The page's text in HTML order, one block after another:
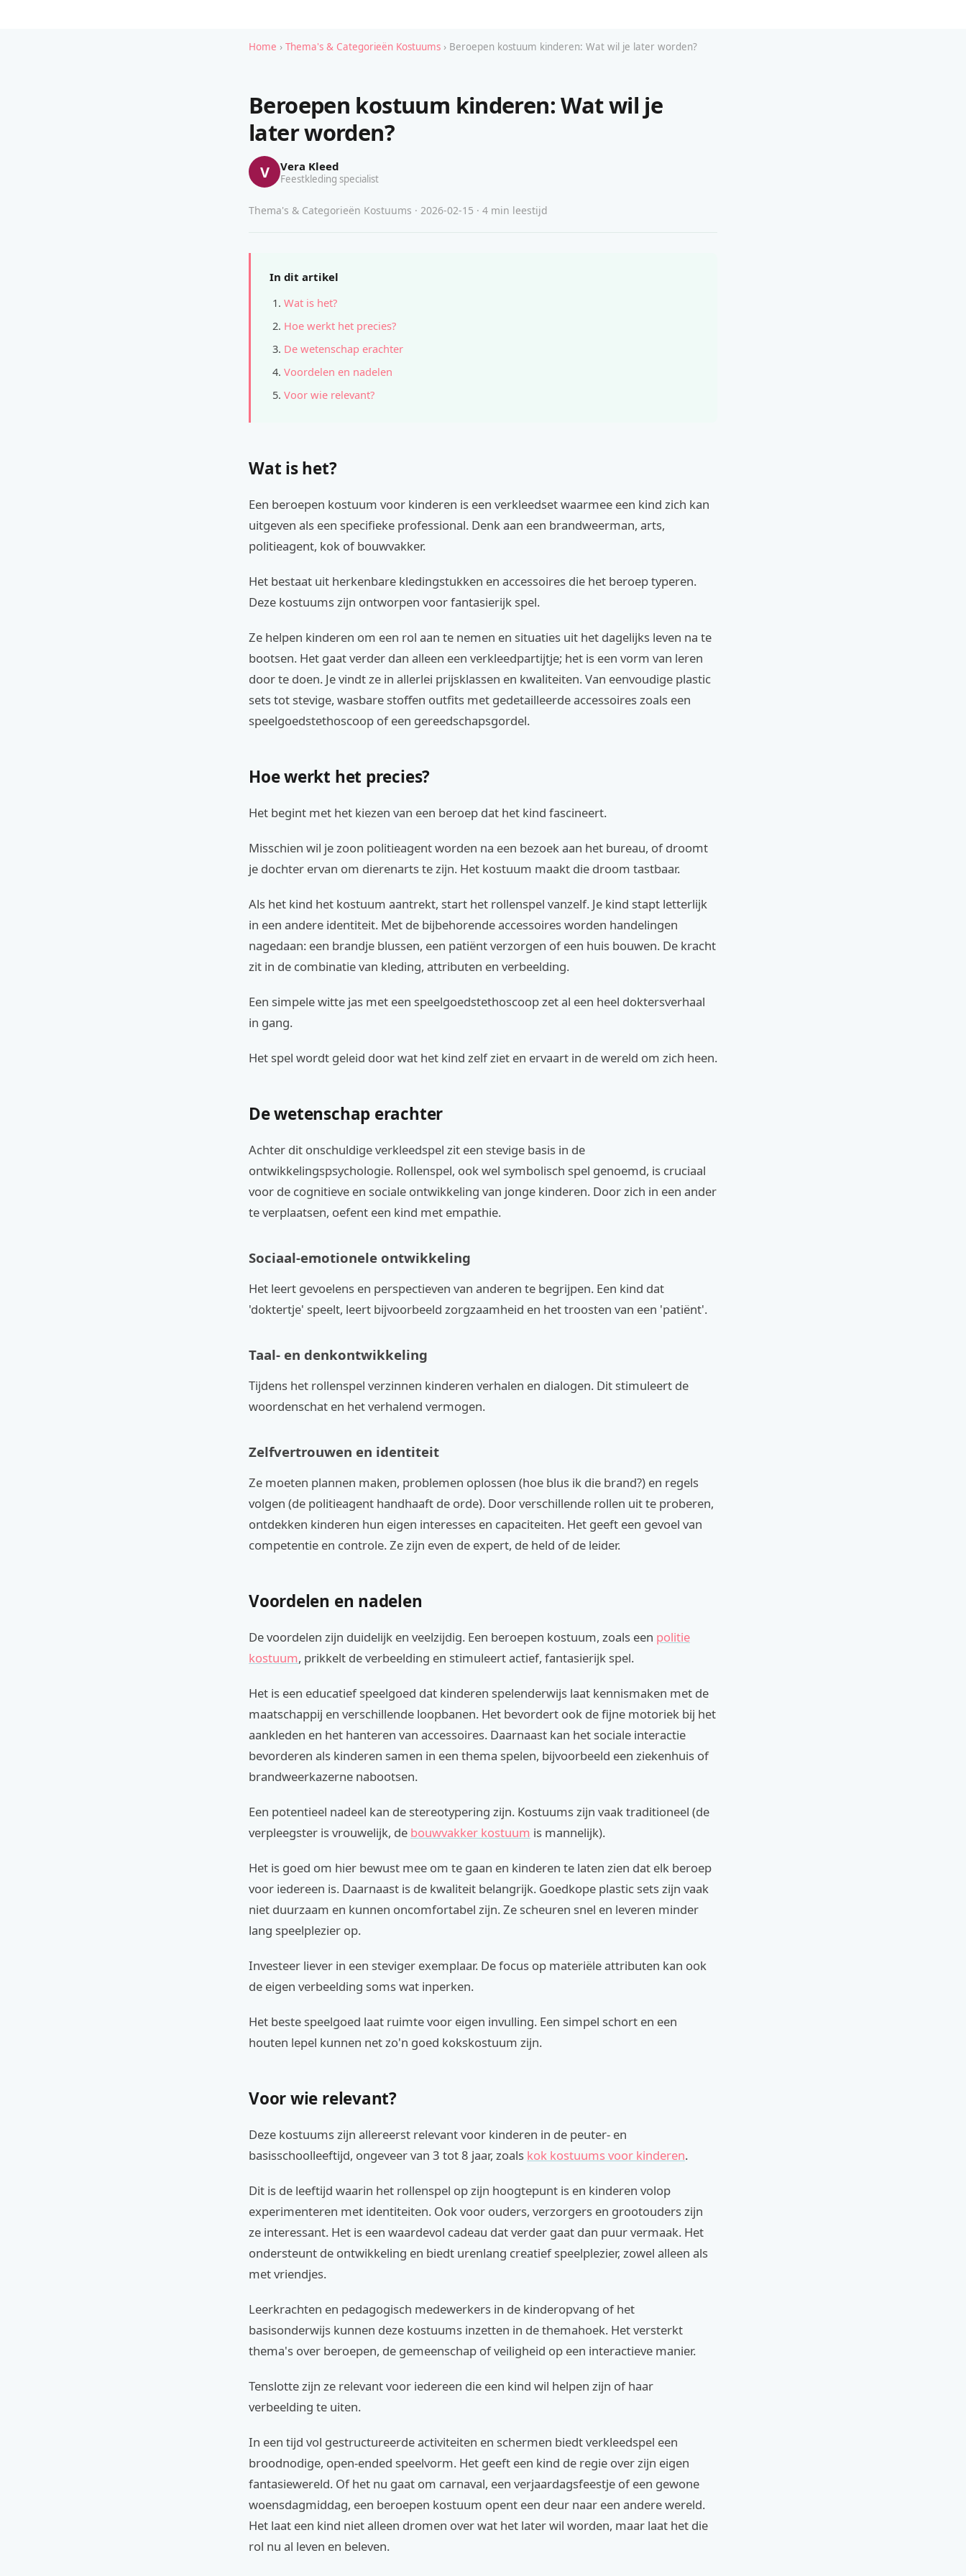
Home › Thema's & Categorieën Kostuums › Beroepen kostuum kinderen: Wat wil je later worden?
Beroepen kostuum kinderen: Wat wil je
later worden?
V Vera Kleed
Feestkleding specialist
Thema's & Categorieën Kostuums · 2026-02-15 · 4 min leestijd
In dit artikel
Wat is het?
Hoe werkt het precies?
De wetenschap erachter
Voordelen en nadelen
Voor wie relevant?
Wat is het?
Een beroepen kostuum voor kinderen is een verkleedset waarmee een kind zich kan
uitgeven als een specifieke professional. Denk aan een brandweerman, arts,
politieagent, kok of bouwvakker.
Het bestaat uit herkenbare kledingstukken en accessoires die het beroep typeren.
Deze kostuums zijn ontworpen voor fantasierijk spel.
Ze helpen kinderen om een rol aan te nemen en situaties uit het dagelijks leven na te
bootsen. Het gaat verder dan alleen een verkleedpartijtje; het is een vorm van leren
door te doen. Je vindt ze in allerlei prijsklassen en kwaliteiten. Van eenvoudige plastic
sets tot stevige, wasbare stoffen outfits met gedetailleerde accessoires zoals een
speelgoedstethoscoop of een gereedschapsgordel.
Hoe werkt het precies?
Het begint met het kiezen van een beroep dat het kind fascineert.
Misschien wil je zoon politieagent worden na een bezoek aan het bureau, of droomt
je dochter ervan om dierenarts te zijn. Het kostuum maakt die droom tastbaar.
Als het kind het kostuum aantrekt, start het rollenspel vanzelf. Je kind stapt letterlijk
in een andere identiteit. Met de bijbehorende accessoires worden handelingen
nagedaan: een brandje blussen, een patiënt verzorgen of een huis bouwen. De kracht
zit in de combinatie van kleding, attributen en verbeelding.
Een simpele witte jas met een speelgoedstethoscoop zet al een heel doktersverhaal
in gang.
Het spel wordt geleid door wat het kind zelf ziet en ervaart in de wereld om zich heen.
De wetenschap erachter
Achter dit onschuldige verkleedspel zit een stevige basis in de
ontwikkelingspsychologie. Rollenspel, ook wel symbolisch spel genoemd, is cruciaal
voor de cognitieve en sociale ontwikkeling van jonge kinderen. Door zich in een ander
te verplaatsen, oefent een kind met empathie.
Sociaal-emotionele ontwikkeling
Het leert gevoelens en perspectieven van anderen te begrijpen. Een kind dat
'doktertje' speelt, leert bijvoorbeeld zorgzaamheid en het troosten van een 'patiënt'.
Taal- en denkontwikkeling
Tijdens het rollenspel verzinnen kinderen verhalen en dialogen. Dit stimuleert de
woordenschat en het verhalend vermogen.
Zelfvertrouwen en identiteit
Ze moeten plannen maken, problemen oplossen (hoe blus ik die brand?) en regels
volgen (de politieagent handhaaft de orde). Door verschillende rollen uit te proberen,
ontdekken kinderen hun eigen interesses en capaciteiten. Het geeft een gevoel van
competentie en controle. Ze zijn even de expert, de held of de leider.
Voordelen en nadelen
De voordelen zijn duidelijk en veelzijdig. Een beroepen kostuum, zoals een politie
kostuum, prikkelt de verbeelding en stimuleert actief, fantasierijk spel.
Het is een educatief speelgoed dat kinderen spelenderwijs laat kennismaken met de
maatschappij en verschillende loopbanen. Het bevordert ook de fijne motoriek bij het
aankleden en het hanteren van accessoires. Daarnaast kan het sociale interactie
bevorderen als kinderen samen in een thema spelen, bijvoorbeeld een ziekenhuis of
brandweerkazerne nabootsen.
Een potentieel nadeel kan de stereotypering zijn. Kostuums zijn vaak traditioneel (de
verpleegster is vrouwelijk, de bouwvakker kostuum is mannelijk).
Het is goed om hier bewust mee om te gaan en kinderen te laten zien dat elk beroep
voor iedereen is. Daarnaast is de kwaliteit belangrijk. Goedkope plastic sets zijn vaak
niet duurzaam en kunnen oncomfortabel zijn. Ze scheuren snel en leveren minder
lang speelplezier op.
Investeer liever in een steviger exemplaar. De focus op materiële attributen kan ook
de eigen verbeelding soms wat inperken.
Het beste speelgoed laat ruimte voor eigen invulling. Een simpel schort en een
houten lepel kunnen net zo'n goed kokskostuum zijn.
Voor wie relevant?
Deze kostuums zijn allereerst relevant voor kinderen in de peuter- en
basisschoolleeftijd, ongeveer van 3 tot 8 jaar, zoals kok kostuums voor kinderen.
Dit is de leeftijd waarin het rollenspel op zijn hoogtepunt is en kinderen volop
experimenteren met identiteiten. Ook voor ouders, verzorgers en grootouders zijn
ze interessant. Het is een waardevol cadeau dat verder gaat dan puur vermaak. Het
ondersteunt de ontwikkeling en biedt urenlang creatief speelplezier, zowel alleen als
met vriendjes.
Leerkrachten en pedagogisch medewerkers in de kinderopvang of het
basisonderwijs kunnen deze kostuums inzetten in de themahoek. Het versterkt
thema's over beroepen, de gemeenschap of veiligheid op een interactieve manier.
Tenslotte zijn ze relevant voor iedereen die een kind wil helpen zijn of haar
verbeelding te uiten.
In een tijd vol gestructureerde activiteiten en schermen biedt verkleedspel een
broodnodige, open-ended speelvorm. Het geeft een kind de regie over zijn eigen
fantasiewereld. Of het nu gaat om carnaval, een verjaardagsfeestje of een gewone
woensdagmiddag, een beroepen kostuum opent een deur naar een andere wereld.
Het laat een kind niet alleen dromen over wat het later wil worden, maar laat het die
rol nu al leven en beleven.